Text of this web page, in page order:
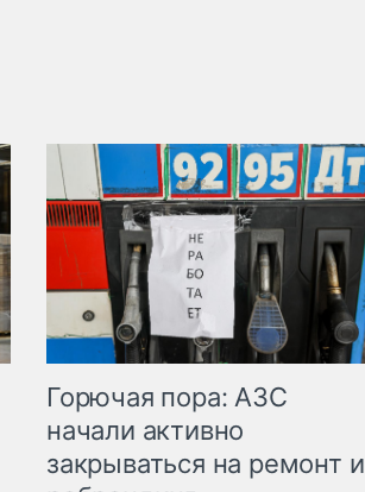
Горючая пора: АЗС
начали активно
закрываться на ремонт и